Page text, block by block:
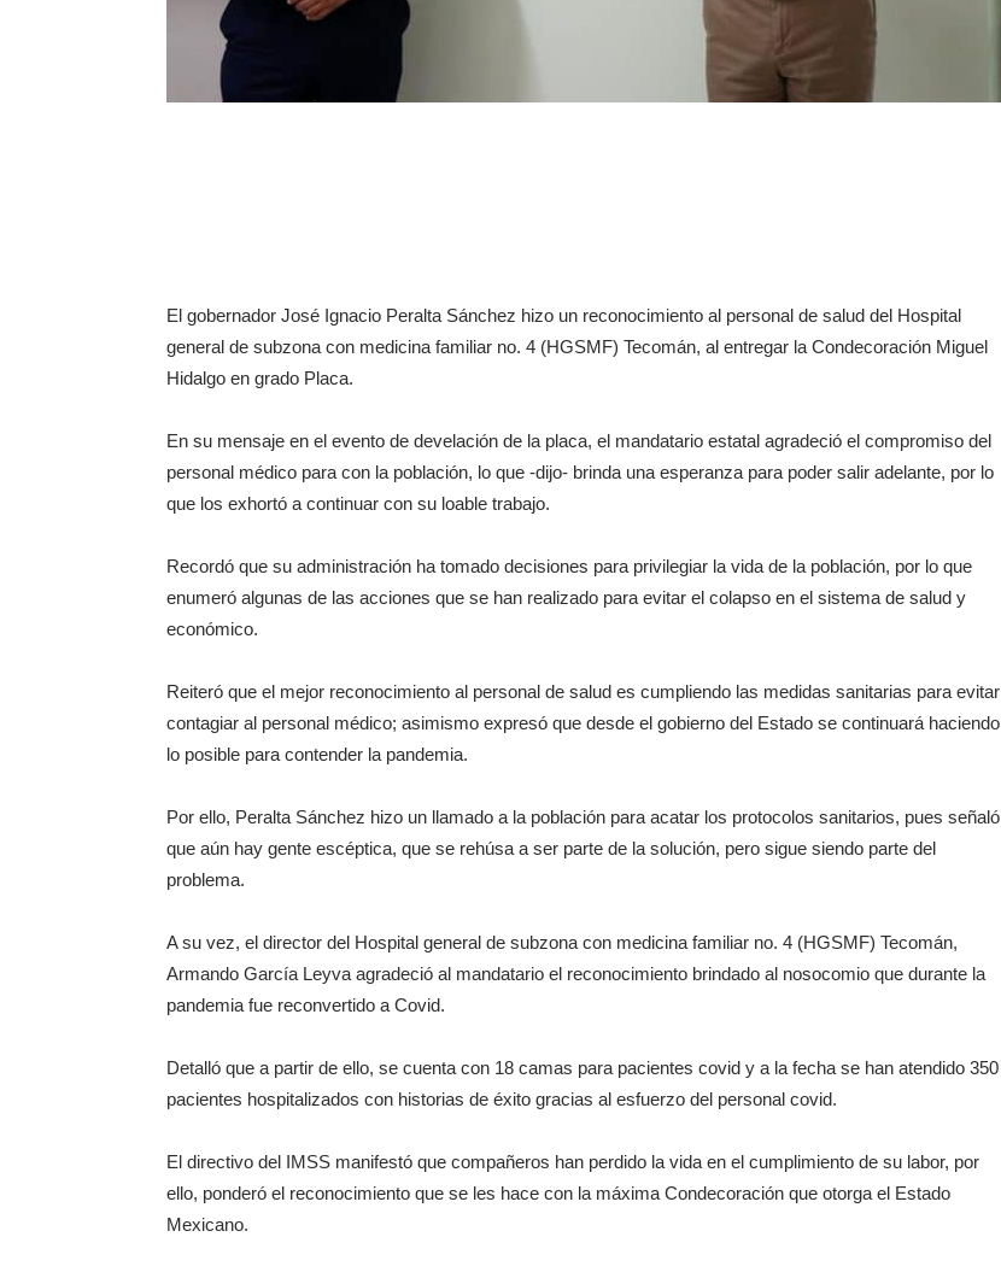
El gobernador José Ignacio Peralta Sánchez hizo un reconocimiento al personal de salud del Hospital
general de subzona con medicina familiar no. 4 (HGSMF) Tecomán, al entregar la Condecoración Miguel
Hidalgo en grado Placa.
En su mensaje en el evento de develación de la placa, el mandatario estatal agradeció el compromiso del
personal médico para con la población, lo que -dijo- brinda una esperanza para poder salir adelante, por lo
que los exhortó a continuar con su loable trabajo.
Recordó que su administración ha tomado decisiones para privilegiar la vida de la población, por lo que
enumeró algunas de las acciones que se han realizado para evitar el colapso en el sistema de salud y
económico.
Reiteró que el mejor reconocimiento al personal de salud es cumpliendo las medidas sanitarias para evitar
contagiar al personal médico; asimismo expresó que desde el gobierno del Estado se continuará haciendo
lo posible para contender la pandemia.
Por ello, Peralta Sánchez hizo un llamado a la población para acatar los protocolos sanitarios, pues señaló
que aún hay gente escéptica, que se rehúsa a ser parte de la solución, pero sigue siendo parte del
problema.
A su vez, el director del Hospital general de subzona con medicina familiar no. 4 (HGSMF) Tecomán,
Armando García Leyva agradeció al mandatario el reconocimiento brindado al nosocomio que durante la
pandemia fue reconvertido a Covid.
Detalló que a partir de ello, se cuenta con 18 camas para pacientes covid y a la fecha se han atendido 350
pacientes hospitalizados con historias de éxito gracias al esfuerzo del personal covid.
El directivo del IMSS manifestó que compañeros han perdido la vida en el cumplimiento de su labor, por
ello, ponderó el reconocimiento que se les hace con la máxima Condecoración que otorga el Estado
Mexicano.